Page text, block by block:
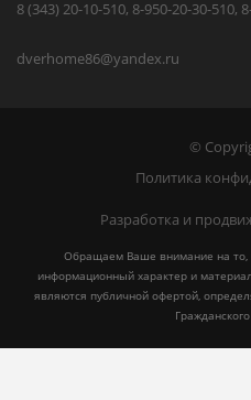
8 (343) 20-10-510, 8-950-20-30-510,
dverhome86@yandex.ru
©
Политика
Разработка и
Обращаем Ваше внимание на то,
информационный характер и
являются публичной офертой,